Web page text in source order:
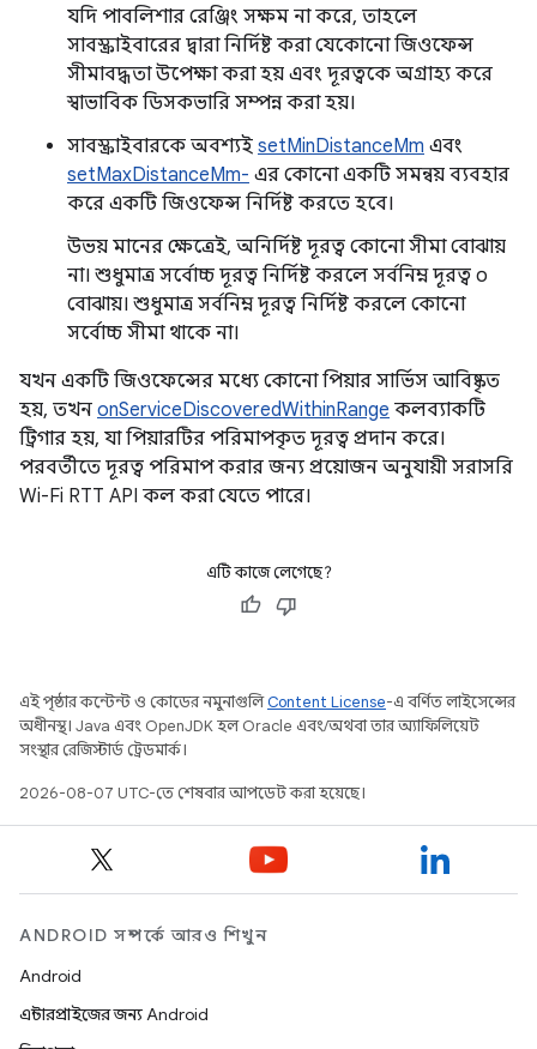
যদি পাবলিশার রেঞ্জিং সক্ষম না করে, তাহলে
সাবস্ক্রাইবারের দ্বারা নির্দিষ্ট করা যেকোনো জিওফেন্স
সীমাবদ্ধতা উপেক্ষা করা হয় এবং দূরত্বকে অগ্রাহ্য করে
স্বাভাবিক ডিসকভারি সম্পন্ন করা হয়।
সাবস্ক্রাইবারকে অবশ্যই setMinDistanceMm এবং
setMaxDistanceMm- এর কোনো একটি সমন্বয় ব্যবহার
করে একটি জিওফেন্স নির্দিষ্ট করতে হবে।
উভয় মানের ক্ষেত্রেই, অনির্দিষ্ট দূরত্ব কোনো সীমা বোঝায়
না। শুধুমাত্র সর্বোচ্চ দূরত্ব নির্দিষ্ট করলে সর্বনিম্ন দূরত্ব ০
বোঝায়। শুধুমাত্র সর্বনিম্ন দূরত্ব নির্দিষ্ট করলে কোনো
সর্বোচ্চ সীমা থাকে না।
যখন একটি জিওফেন্সের মধ্যে কোনো পিয়ার সার্ভিস আবিষ্কৃত
হয়, তখন onServiceDiscoveredWithinRange কলব্যাকটি
ট্রিগার হয়, যা পিয়ারটির পরিমাপকৃত দূরত্ব প্রদান করে।
পরবর্তীতে দূরত্ব পরিমাপ করার জন্য প্রয়োজন অনুযায়ী সরাসরি
Wi-Fi RTT API কল করা যেতে পারে।
এটি কাজে লেগেছে?
এই পৃষ্ঠার কন্টেন্ট ও কোডের নমুনাগুলিContent License-এ বর্ণিত লাইসেন্সের
অধীনস্থ। Java এবং OpenJDK হল Oracle এবং/অথবা তার অ্যাফিলিয়েট
সংস্থার রেজিস্টার্ড ট্রেডমার্ক।
2026-08-07 UTC-তে শেষবার আপডেট করা হয়েছে।
ANDROID সম্পর্কে আরও শিখুন
Android
এন্টারপ্রাইজের জন্য Android